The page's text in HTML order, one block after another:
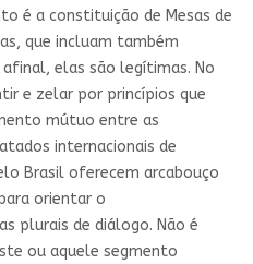
é a constituição de Mesas de
que incluam também
elas são legítimas. No
e zelar por princípios que
mútuo entre as
internacionais de
Brasil oferecem arcabouço
orientar o
plurais de diálogo. Não é
ou aquele segmento